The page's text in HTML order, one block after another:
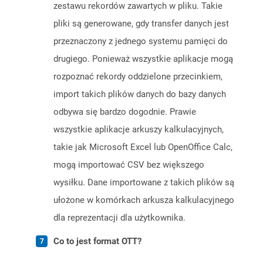
zestawu rekordów zawartych w pliku. Takie
pliki są generowane, gdy transfer danych jest
przeznaczony z jednego systemu pamięci do
drugiego. Ponieważ wszystkie aplikacje mogą
rozpoznać rekordy oddzielone przecinkiem,
import takich plików danych do bazy danych
odbywa się bardzo dogodnie. Prawie
wszystkie aplikacje arkuszy kalkulacyjnych,
takie jak Microsoft Excel lub OpenOffice Calc,
mogą importować CSV bez większego
wysiłku. Dane importowane z takich plików są
ułożone w komórkach arkusza kalkulacyjnego
dla reprezentacji dla użytkownika.
Co to jest format OTT?